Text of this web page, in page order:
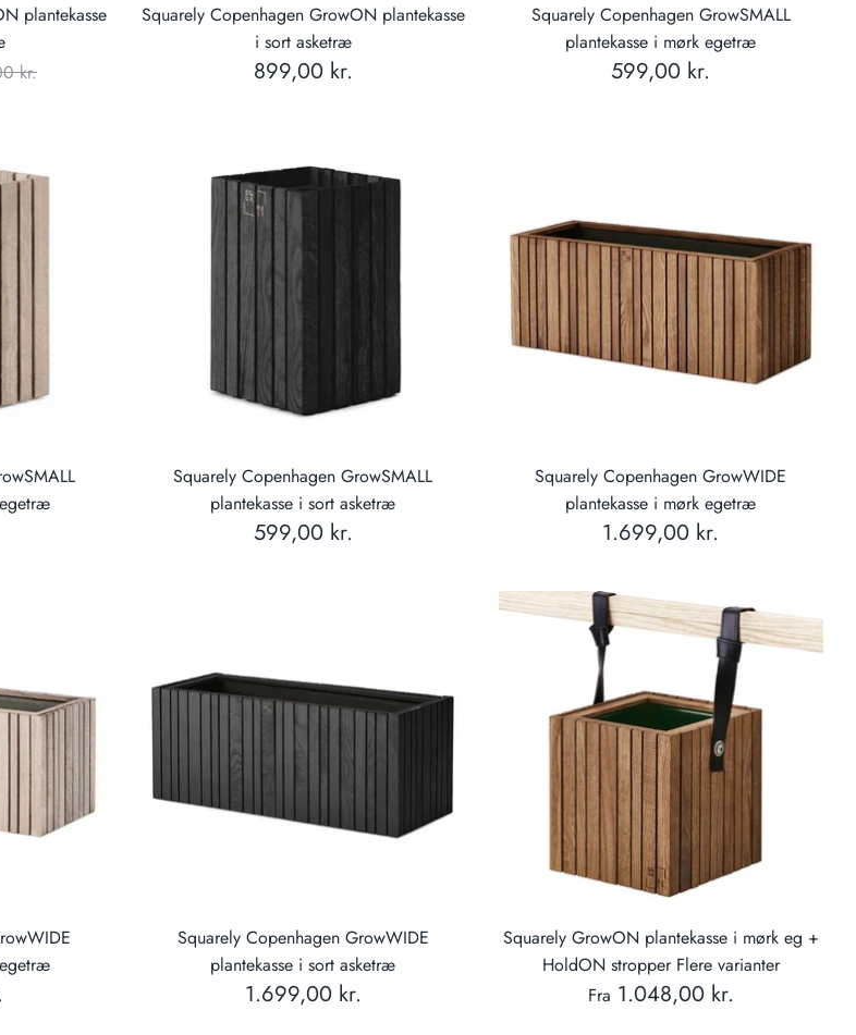
plantekasse
kr.
Squarely Copenhagen GrowON plantekasse
i sort asketræ
899,00 kr.
Squarely Copenhagen GrowSMALL
plantekasse i mørk egetræ
599,00 kr.
Squarely Copenhagen GrowSMALL
plantekasse i sort asketræ
599,00 kr.
Squarely Copenhagen GrowWIDE
plantekasse i mørk egetræ
1.699,00 kr.
Squarely Copenhagen GrowWIDE
plantekasse i sort asketræ
1.699,00 kr.
Squarely GrowON plantekasse i mørk eg +
HoldON stropper Flere varianter
Fra 1.048,00 kr.